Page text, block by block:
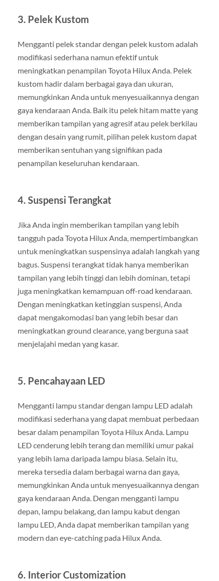
3. Pelek Kustom
Mengganti pelek standar dengan pelek kustom adalah
modifikasi sederhana namun efektif untuk
meningkatkan penampilan Toyota Hilux Anda. Pelek
kustom hadir dalam berbagai gaya dan ukuran,
memungkinkan Anda untuk menyesuaikannya dengan
gaya kendaraan Anda. Baik itu pelek hitam matte yang
memberikan tampilan yang agresif atau pelek berkilau
dengan desain yang rumit, pilihan pelek kustom dapat
memberikan sentuhan yang signifikan pada
penampilan keseluruhan kendaraan.
4. Suspensi Terangkat
Jika Anda ingin memberikan tampilan yang lebih
tangguh pada Toyota Hilux Anda, mempertimbangkan
untuk meningkatkan suspensinya adalah langkah yang
bagus. Suspensi terangkat tidak hanya memberikan
tampilan yang lebih tinggi dan lebih dominan, tetapi
juga meningkatkan kemampuan off-road kendaraan.
Dengan meningkatkan ketinggian suspensi, Anda
dapat mengakomodasi ban yang lebih besar dan
meningkatkan ground clearance, yang berguna saat
menjelajahi medan yang kasar.
5. Pencahayaan LED
Mengganti lampu standar dengan lampu LED adalah
modifikasi sederhana yang dapat membuat perbedaan
besar dalam penampilan Toyota Hilux Anda. Lampu
LED cenderung lebih terang dan memiliki umur pakai
yang lebih lama daripada lampu biasa. Selain itu,
mereka tersedia dalam berbagai warna dan gaya,
memungkinkan Anda untuk menyesuaikannya dengan
gaya kendaraan Anda. Dengan mengganti lampu
depan, lampu belakang, dan lampu kabut dengan
lampu LED, Anda dapat memberikan tampilan yang
modern dan eye-catching pada Hilux Anda.
6. Interior Customization